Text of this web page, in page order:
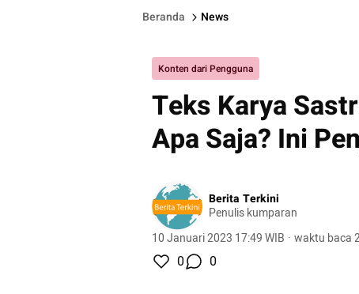
Beranda News
Konten dari Pengguna
Teks Karya
Apa Saja? Ini
Berita Terkini
Penulis kumparan
10 Januari 2023 17:49 WIB · waktu baca
0 0